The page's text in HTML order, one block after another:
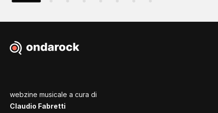
webzine musicale a cura di
Claudio Fabretti